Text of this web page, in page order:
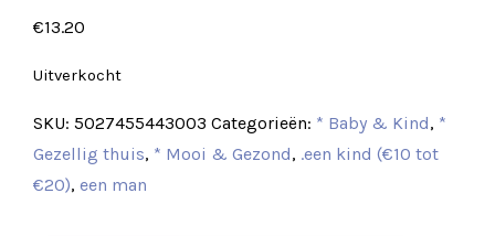
€13.20
Uitverkocht
SKU: 5027455443003 Categorieën: * Baby & Kind, *
Gezellig thuis, * Mooi & Gezond, .een kind (€10 tot
€20), een man